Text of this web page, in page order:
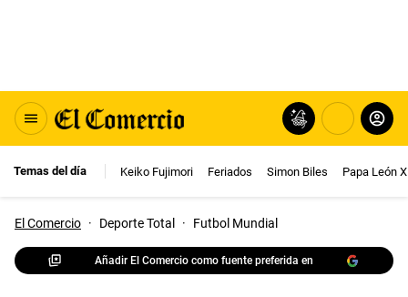
Temas del día Keiko Fujimori Feriados Simon Biles Papa León
El Comercio · Deporte Total · Futbol Mundial
Añadir El Comercio como fuente preferida en